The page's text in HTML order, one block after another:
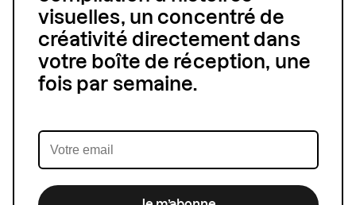
visuelles, un concentré de
créativité directement dans
votre boîte de réception, une
fois par semaine.